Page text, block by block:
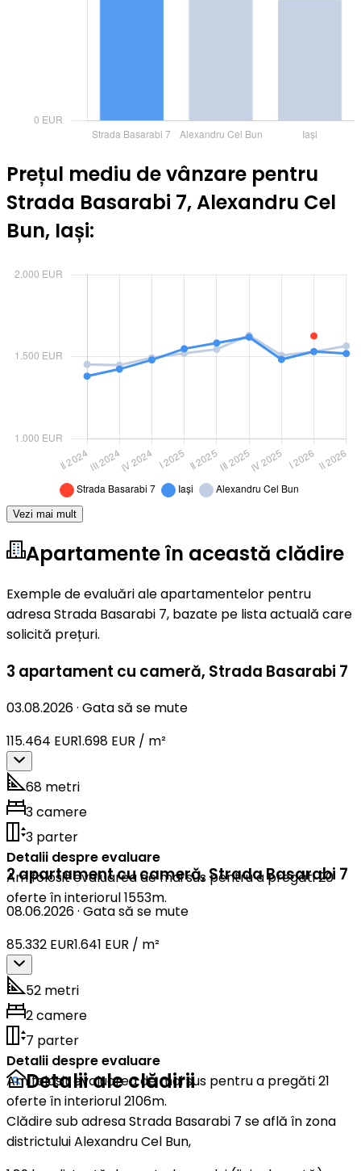
Prețul mediu de vânzare pentru
Strada Basarabi 7, Alexandru Cel
Bun, Iași:
Vezi mai mult
Apartamente în această clădire
Exemple de evaluări ale apartamentelor pentru
adresa Strada Basarabi 7, bazate pe lista actuală care
solicită prețuri.
3 apartament cu cameră, Strada Basarabi 7
03.08.2026· Gata să se mute
115.464 EUR1.698 EUR / m²
68 metri
3 camere
3 parter
Detalii despre evaluare
Am folosit evaluarea de mai sus pentru a pregăti 20
oferte în interiorul 1553m.
2 apartament cu cameră,Strada Basarabi 7
08.06.2026· Gata să se mute
85.332 EUR1.641 EUR / m²
52 metri
2 camere
7 parter
Detalii despre evaluare
Am folosit evaluarea de mai sus pentru a pregăti 21
oferte în interiorul 2106m.
Detalii ale clădirii
Clădire sub adresa Strada Basarabi 7 se află în zona
districtului Alexandru Cel Bun,